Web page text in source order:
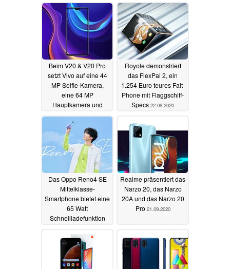
Beim V20 & V20 Pro
setzt Vivo auf eine 44
MP Selfie-Kamera,
eine 64 MP
Hauptkamera und
schnelle Snapdragon-
SoCs22.09.2020
Royole demonstriert
das FlexPai 2, ein
1.254 Euro teures Falt-
Phone mit Flaggschiff-
Specs 22.09.2020
Das Oppo Reno4 SE
Mittelklasse-
Smartphone bietet eine
65 Watt
Schnellladefunktion
OLED-Display
21.09.2020
Realme präsentiert das
Narzo 20, das Narzo
20A und das Narzo 20
Pro 21.09.2020